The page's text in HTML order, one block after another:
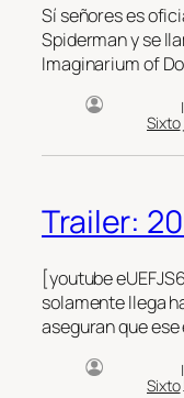
Sí señores es
Spiderman y se
Imaginarium of
Sixto
|
Trailer:
[youtube
solamente llega
aseguran que ese
Sixto
|